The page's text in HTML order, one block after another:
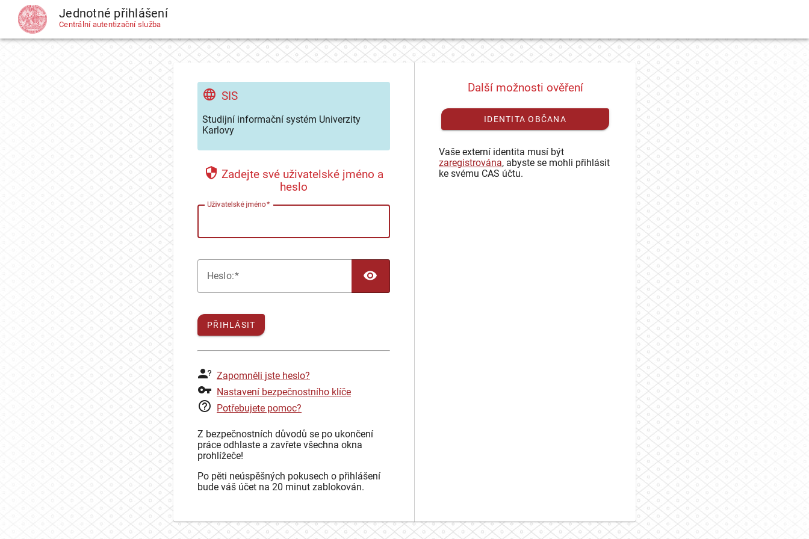
CAS Jednotné přihlášení
Centrální autentizační služba
SIS
Studijní informační systém Univerzity
Karlovy
Zadejte své uživatelské jméno a
heslo
Uživatelské jméno
Heslo:
PŘIHLÁSIT
Zapomněli jste heslo?
Nastavení bezpečnostního klíče
Potřebujete pomoc?
Z bezpečnostních důvodů se po ukončení
práce odhlaste a zavřete všechna okna
prohlížeče!
Po pěti neúspěšných pokusech o přihlášení
bude váš účet na 20 minut zablokován.
Další možnosti ověření
IDENTITA OBČANA
Vaše externí identita musí být
zaregistrována, abyste se mohli přihlásit
ke svému CAS účtu.